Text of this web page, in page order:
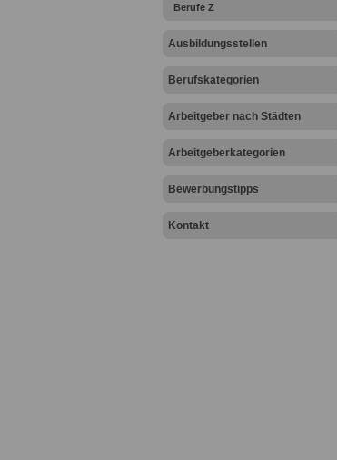
Berufe Z
Ausbildungsstellen
Berufskategorien
Arbeitgeber nach Städten
Arbeitgeberkategorien
Bewerbungstipps
Kontakt